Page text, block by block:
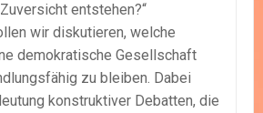
entstehen?“
wir diskutieren, welche
demokratische Gesellschaft
zu bleiben. Dabei
konstruktiver Debatten, die